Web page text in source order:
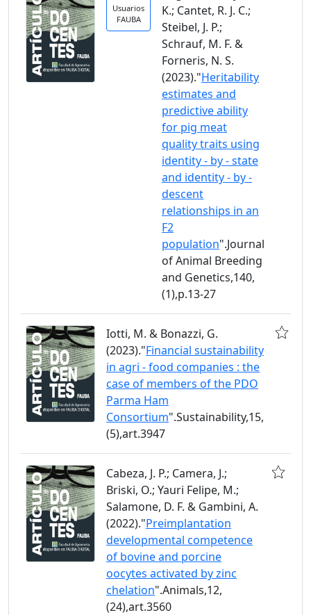
Usuarios
FAUBA
K.; Cantet, R. J. C.;
Steibel, J. P.;
Schrauf, M. F. &
Forneris, N. S.
(2023)."Heritability
estimates and
predictive ability
for pig meat
quality traits using
identity - by - state
and identity - by -
descent
relationships in an
F2
population".Journal
of Animal Breeding
and Genetics,140,
(1),p.13-27
Iotti, M. & Bonazzi, G.
(2023)."Financial sustainability
in agri - food companies : the
case of members of the PDO
Parma Ham
Consortium".Sustainability,15,
(5),art.3947
Cabeza, J. P.; Camera, J.;
Briski, O.; Yauri Felipe, M.;
Salamone, D. F. & Gambini, A.
(2022)."Preimplantation
developmental competence
of bovine and porcine
oocytes activated by zinc
chelation".Animals,12,
(24),art.3560